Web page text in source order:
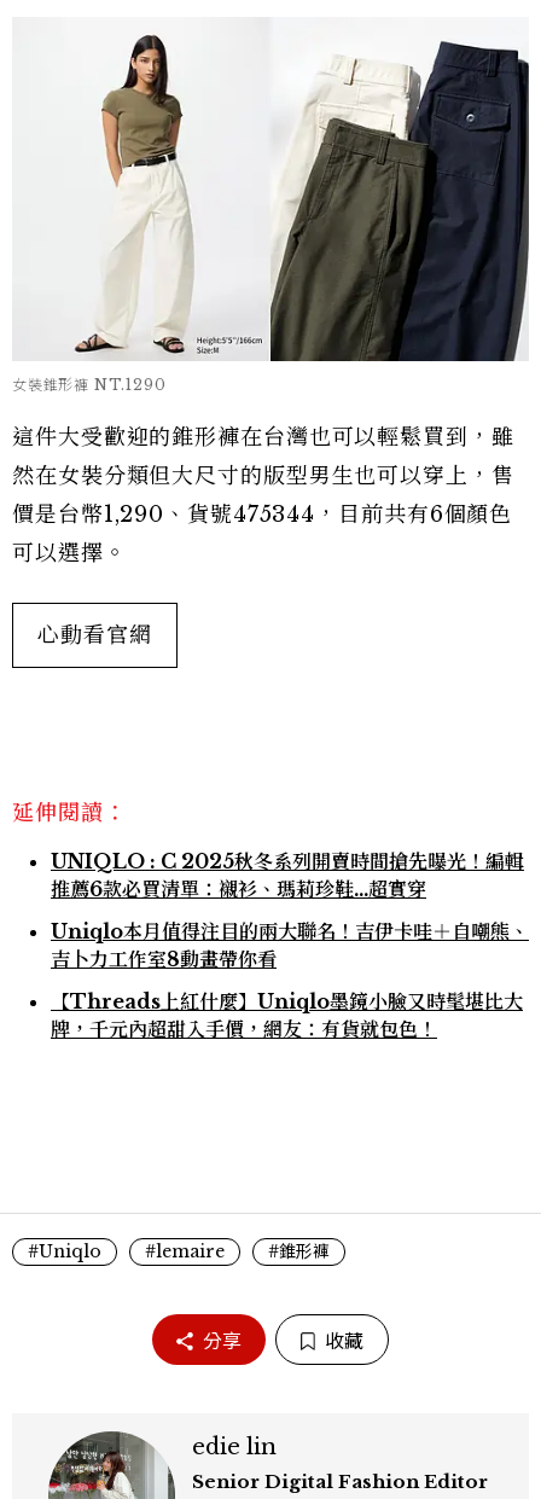
女裝錐形褲 NT.1290
這件大受歡迎的錐形褲在台灣也可以輕鬆買到，雖
然在女裝分類但大尺寸的版型男生也可以穿上，售
價是台幣1,290、貨號475344，目前共有6個顏色
可以選擇。
心動看官網
延伸閱讀：
UNIQLO : C 2025秋冬系列開賣時間搶先曝光！編輯
推薦6款必買清單：襯衫、瑪莉珍鞋…超實穿
Uniqlo本月值得注目的兩大聯名！吉伊卡哇＋自嘲熊、
吉卜力工作室8動畫帶你看
【Threads上紅什麼】Uniqlo墨鏡小臉又時髦堪比大
牌，千元內超甜入手價，網友：有貨就包色！
#Uniqlo #lemaire #錐形褲
分享 收藏
edie lin
Senior Digital Fashion Editor